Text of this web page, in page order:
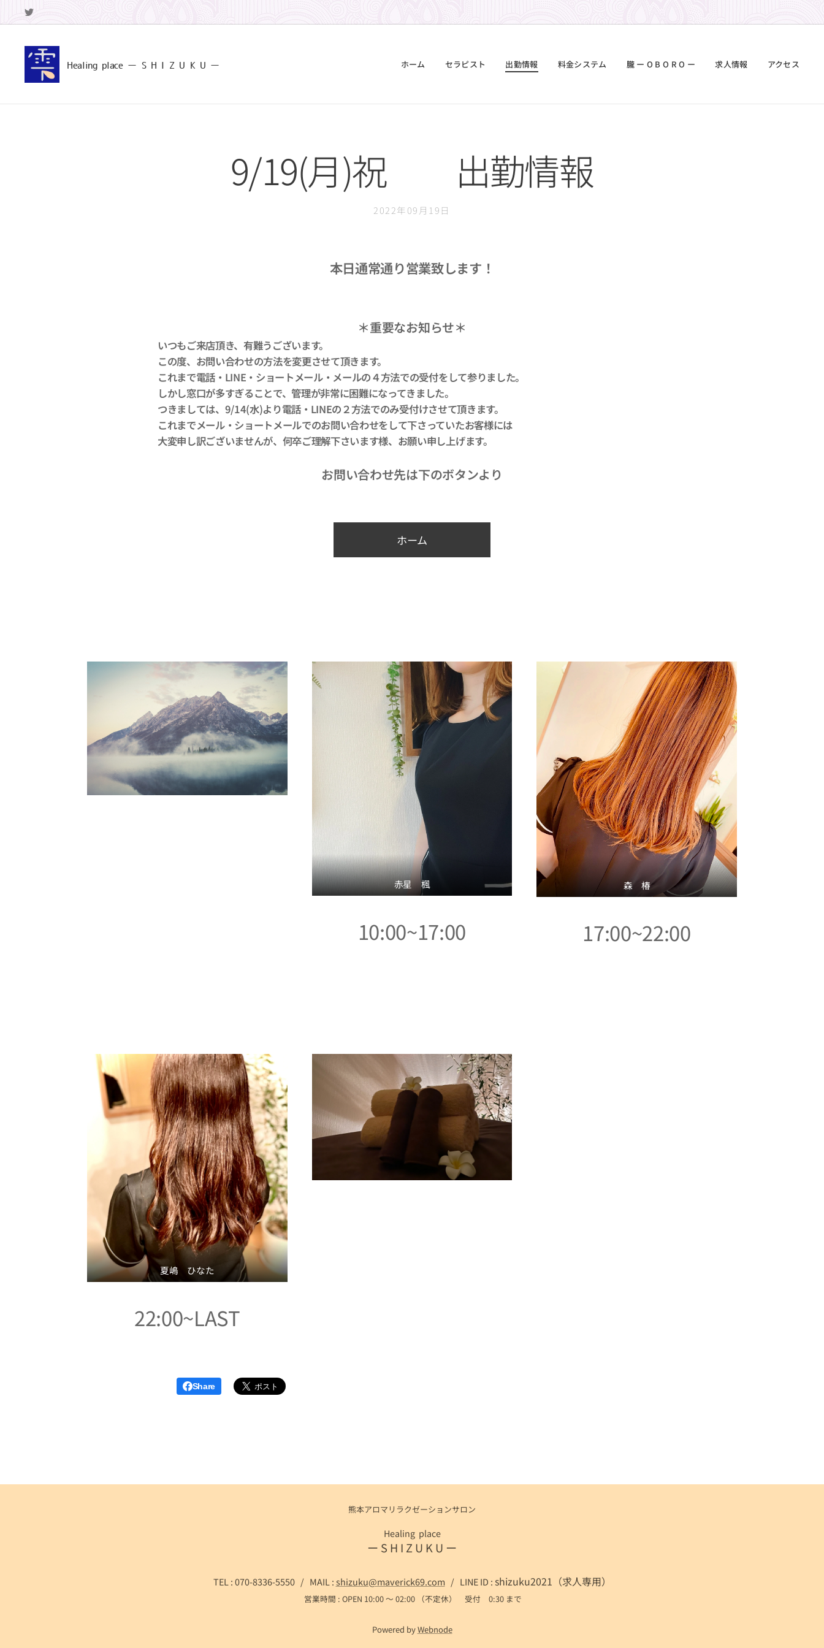
Healing place ー S H I Z U K U ー ホーム セラピスト 出勤情報 料金システム 朧 ー O B O R O ー 求人情報 アクセス
9/19(月)祝 出勤情報
2022年09月19日
本日通常通り営業致します！
＊重要なお知らせ＊
いつもご来店頂き、有難うございます。
この度、お問い合わせの方法を変更させて頂きます。
これまで電話・LINE・ショートメール・メールの４方法での受付をして参りました。
しかし窓口が多すぎることで、管理が非常に困難になってきました。
つきましては、9/14(水)より電話・LINEの２方法でのみ受付けさせて頂きます。
これまでメール・ショートメールでのお問い合わせをして下さっていたお客様には
大変申し訳ございませんが、何卒ご理解下さいます様、お願い申し上げます。
お問い合わせ先は下のボタンより
ホーム
赤星 楓
10:00~17:00
森 椿
17:00~22:00
夏嶋 ひなた
22:00~LAST
Share
熊本アロマリラクゼーションサロン
Healing place
ー S H I Z U K U ー
TEL : 070-8336-5550 / MAIL :shizuku@maverick69.com / LINE ID :shizuku2021（求人専用）
営業時間 : OPEN 10:00 ～ 02:00 （不定休） 受付 0:30 まで
Powered byWebnode